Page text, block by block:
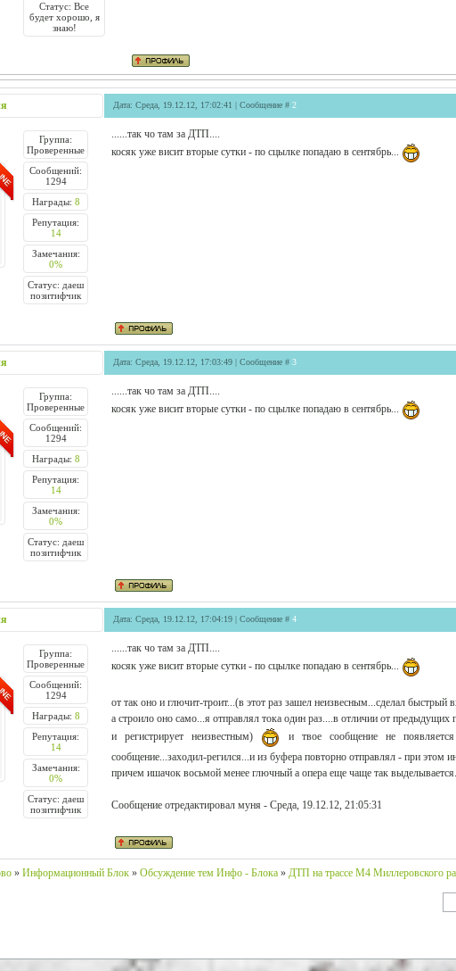
Статус: Все
будет хорошо, я
знаю!
Дата: Среда, 19.12.12, 17:02:41 | Сообщение # 2
Группа:
Проверенные
Сообщений:
1294
Награды: 8
Репутация:
14
Замечания:
0%
Статус: даеш
позитифчик
......так чо там за ДТП....
косяк уже висит вторые сутки - по сцылке попадаю в сентябрь...
Дата: Среда, 19.12.12, 17:03:49 | Сообщение # 3
Группа:
Проверенные
Сообщений:
1294
Награды: 8
Репутация:
14
Замечания:
0%
Статус: даеш
позитифчик
......так чо там за ДТП....
косяк уже висит вторые сутки - по сцылке попадаю в сентябрь...
Дата: Среда, 19.12.12, 17:04:19 | Сообщение # 4
Группа:
Проверенные
Сообщений:
1294
Награды: 8
Репутация:
14
Замечания:
0%
Статус: даеш
позитифчик
......так чо там за ДТП....
косяк уже висит вторые сутки - по сцылке попадаю в сентябрь...
от так оно и глючит-троит...(в этот раз зашел неизвесным...сделал быстрый
а строило оно само...я отправлял тока один раз....в отличии от предыдущих
и регистрирует неизвестным)
и твое сообщение не
сообщение...заходил-регился...и из буфера повторно отправлял - при этом
причем ишачок восьмой менее глючный а опера еще чаще так
Сообщение отредактировал муня - Среда, 19.12.12, 21:05:31
» Информационный Блок » Обсуждение тем Инфо - Блока » ДТП на трассе М4 Миллеровского